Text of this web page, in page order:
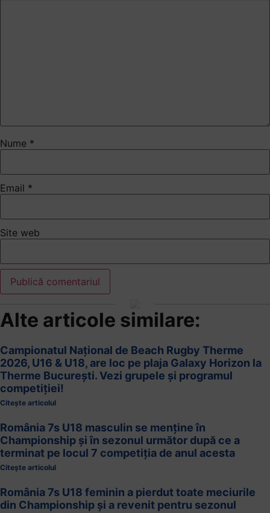
Nume *
Email *
Site web
Alte articole similare:
Campionatul Național de Beach Rugby Therme
2026, U16 & U18, are loc pe plaja Galaxy Horizon la
Therme București. Vezi grupele și programul
competiției!
Citește articolul
România 7s U18 masculin se menține în
Championship și în sezonul următor după ce a
terminat pe locul 7 competiția de anul acesta
Citește articolul
România 7s U18 feminin a pierdut toate meciurile
din Championship și a revenit pentru sezonul